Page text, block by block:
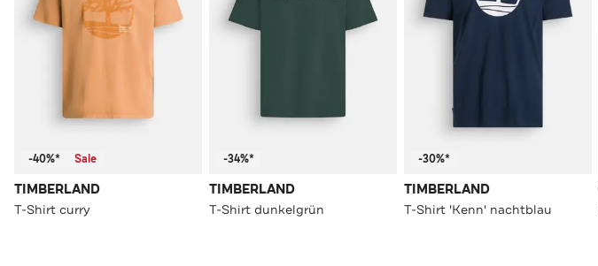
-40%* Sale
TIMBERLAND
T-Shirt curry
-34%*
TIMBERLAND
T-Shirt dunkelgrün
-30%*
TIMBERLAND
T-Shirt 'Kenn' nachtblau